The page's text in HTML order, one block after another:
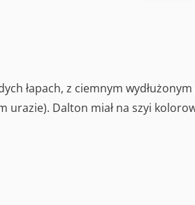
łapach, z ciemnym
urazie). Dalton miał na szyi